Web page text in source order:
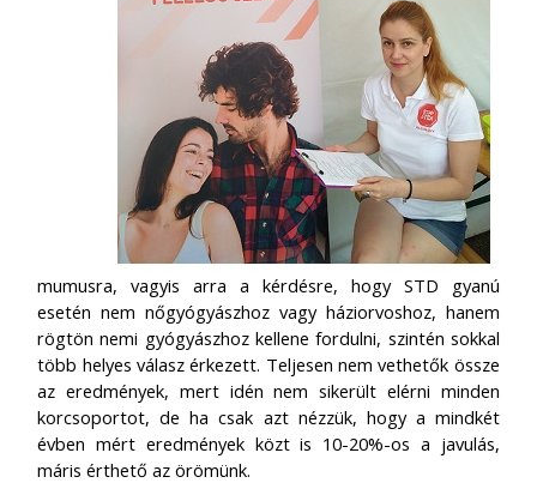
mumusra, vagyis arra a kérdésre, hogy STD gyanú
esetén nem nőgyógyászhoz vagy háziorvoshoz, hanem
rögtön nemi gyógyászhoz kellene fordulni, szintén sokkal
több helyes válasz érkezett. Teljesen nem vethetők össze
az eredmények, mert idén nem sikerült elérni minden
korcsoportot, de ha csak azt nézzük, hogy a mindkét
évben mért eredmények közt is 10-20%-os a javulás,
máris érthető az örömünk.